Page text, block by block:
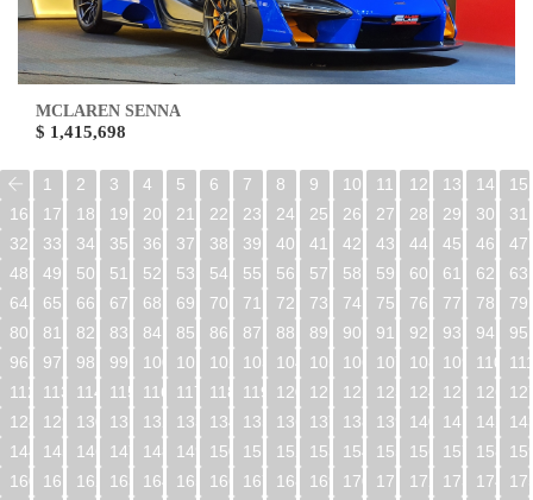
MCLAREN SENNA
$ 1,415,698
1 2 3 4 5 6 7 8 9 10 11 12 13 14
15
16
17 18 19 20 21 22 23 24 25 26 27 28 29 30
31
32
33 34 35 36 37 38 39 40 41 42 43 44 45 46
47
48
49 50 51 52 53 54 55 56 57 58 59 60 61 62
63
64
65 66 67 68 69 70 71 72 73 74 75 76 77 78
79
80
81 82 83 84 85 86 87 88 89 90 91 92 93 94
95
96
97 98 99 100 101 102 103 104 105 106 107 108 109 110
112
113 114 115 116 117 118 119 120 121 122 123 124 125 126
128
129 130 131 132 133 134 135 136 137 138 139 140 141 142
144
145 146 147 148 149 150 151 152 153 154 155 156 157 158
160
161 162 163 164 165 166 167 168 169 170 171 172 173 174